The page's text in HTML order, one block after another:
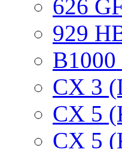
626
929
B1000
CX 3
CX 5
CX 5